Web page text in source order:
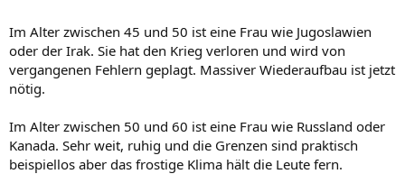
Im Alter zwischen 45 und 50 ist eine Frau wie Jugoslawien
oder der Irak. Sie hat den Krieg verloren und wird von
vergangenen Fehlern geplagt. Massiver Wiederaufbau ist jetzt
nötig.
Im Alter zwischen 50 und 60 ist eine Frau wie Russland oder
Kanada. Sehr weit, ruhig und die Grenzen sind praktisch
beispiellos aber das frostige Klima hält die Leute fern.